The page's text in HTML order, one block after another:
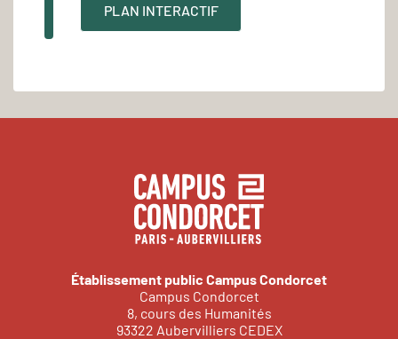
PLAN INTERACTIF
Établissement public Campus Condorcet
Campus Condorcet
8, cours des Humanités
93322 Aubervilliers CEDEX